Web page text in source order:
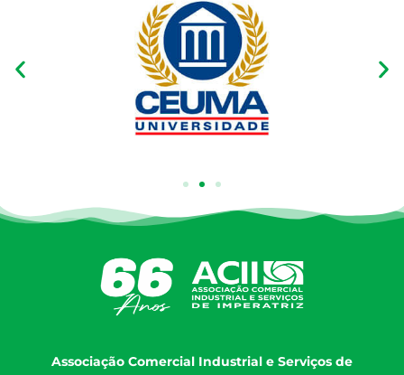
Associação Comercial Industrial e Serviços de